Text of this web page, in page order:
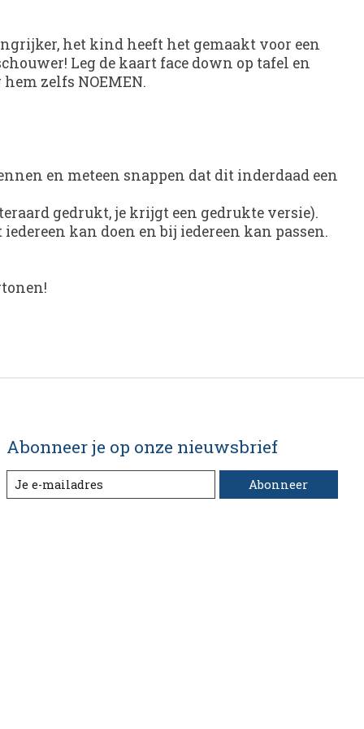
het kind heeft het gemaakt voor een
Leg de kaart face down op tafel en
zelfs NOEMEN.
en meteen snappen dat dit inderdaad een
gedrukt, je krijgt een gedrukte versie).
kan doen en bij iedereen kan passen.
Abonneer je op onze nieuwsbrief
Abonneer